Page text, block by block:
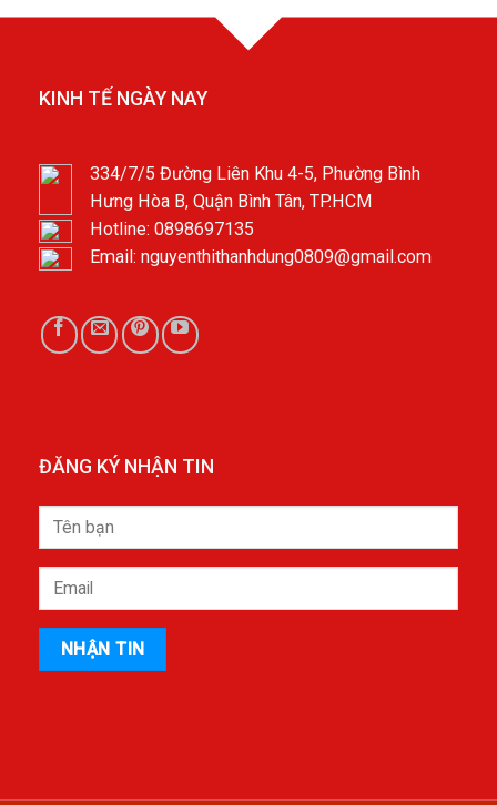
KINH TẾ NGÀY NAY
334/7/5 Đường Liên Khu 4-5, Phường Bình
Hưng Hòa B, Quận Bình Tân, TP.HCM
Hotline: 0898697135
Email: nguyenthithanhdung0809@gmail.com
ĐĂNG KÝ NHẬN TIN